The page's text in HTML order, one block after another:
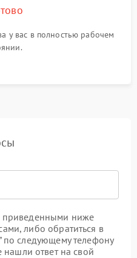
у вас в полностью рабочем
приведенными ниже
либо обратиться в
по следующему телефону
нашли ответ на свой